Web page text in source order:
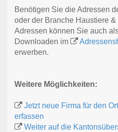
Benötigen Sie die Adressen
oder der Branche Haustiere
Adressen können Sie auch
Downloaden im
erwerben.
Weitere Möglichkeiten:
Jetzt neue Firma für den
erfassen
Weiter auf die